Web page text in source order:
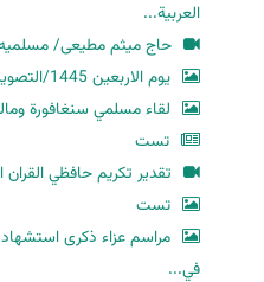
العربية...
حاج میثم مطیعی/ مسلمیه
یوم الاربعین 1445/التصویر فضل الله بیجنی
لقاء مسلمي سنغافورة
تست
تقدير تكريم حافظي
تست
مراسم عزاء ذكرى
في...